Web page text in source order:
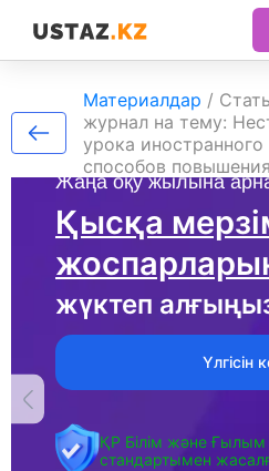
Жаңа оқу жылына
Қысқа
жүктеп
Үлгісін
ҚР Білім және Ғылым
стандартымен
Материалдар /
журнал на тему:
урока
способов